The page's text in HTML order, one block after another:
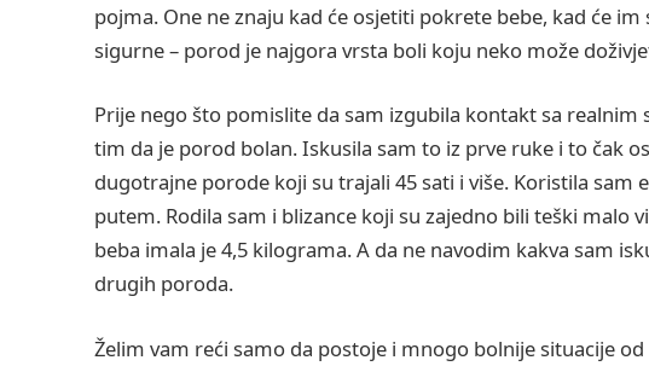
pojma. One ne znaju kad će osjetiti pokrete bebe, kad će
sigurne – porod je najgora vrsta boli koju neko može
Prije nego što pomislite da sam izgubila kontakt sa realnim
tim da je porod bolan. Iskusila sam to iz prve ruke i to čak
dugotrajne porode koji su trajali 45 sati i više. Koristila
putem. Rodila sam i blizance koji su zajedno bili teški malo
beba imala je 4,5 kilograma. A da ne navodim kakva sam
drugih poroda.
Želim vam reći samo da postoje i mnogo bolnije situacije